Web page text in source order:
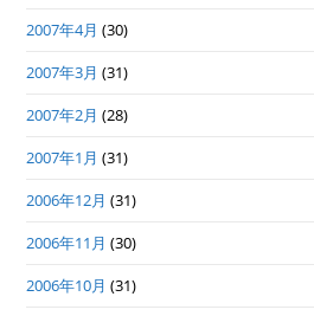
2007年4月 (30)
2007年3月 (31)
2007年2月 (28)
2007年1月 (31)
2006年12月 (31)
2006年11月 (30)
2006年10月 (31)